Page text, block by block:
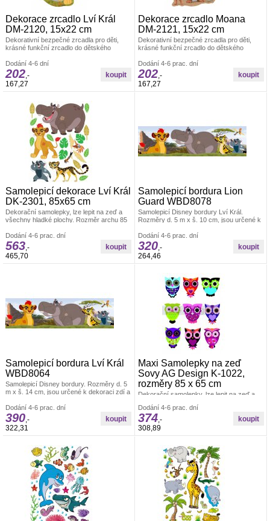
Dekorace zrcadlo Lví Král
DM-2120, 15x22 cm
Dekorativní bezpečné zrcadla pro děti,
krásné funkční zrcadlo do dětského
15 x 22 cm. Dekorace ostatní
Dodání 4-6 dní
202,-
167,27
Dekorace zrcadlo Moana
DM-2121, 15x22 cm
Dekorativní bezpečné zrcadla pro děti,
krásné funkční zrcadlo do dětského
15 x 22 cm. Dekorace ostatní
Dodání 4-6 prac. dní
202,-
167,27
Samolepicí dekorace Lví Král
DK-2301, 85x65 cm
Dekorační samolepky, lze lepit na zeď a
všechny hladké plochy. Rozměr archu 85
opakovaně. nálepky se aplikují jednotlivě.
Záleží jen na Vás, jak pokojíček
vydekorujete. Materiál bez ftalátů.
Vyrobeno v ČR. Dekorace ostatní
Dodání 4-6 prac. dní
563,-
465,70
Samolepicí bordura Lion
Guard WBD8078
Samolepicí Disney bordury Lví Král.
Rozměry d. 5 m x š. 10 cm, jsou určené k
odstranění nezanechávají stopy. Český
výrobek. Dekorace ostatní
Dodání 4-6 prac. dní
320,-
264,46
Samolepicí bordura Lví Král
WBD8064
Samolepicí Disney bordury. Rozměry d. 5
m x š. 14 cm, jsou určené k dekoraci zdí a
nezanechávají stopy. Český výrobek.
Dekorace ostatní
Dodání 4-6 prac. dní
390,-
322,31
Maxi Samolepky na zeď
Sovy AG Design K-1022,
rozměry 85 x 65 cm
Dekorační samolepky, lze lepit na zeď a
x 65 cm. Pokud je pevná zeď, tak lze lepit i
opakovaně. nálepky se aplikují jednotlivě.
Záleží jen na Vás, jak pokojíček
vydekorujete. Materiál bez ftalátů.
Dodání 4-6 prac. dní
374,-
308,89